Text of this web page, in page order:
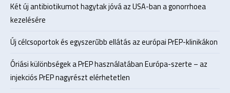
Két új antibiotikumot hagytak jóvá az USA-ban a gonorrhoea
kezelésére
Új célcsoportok és egyszerűbb ellátás az európai PrEP-klinikákon
Óriási különbségek a PrEP használatában Európa-szerte – az
injekciós PrEP nagyrészt elérhetetlen